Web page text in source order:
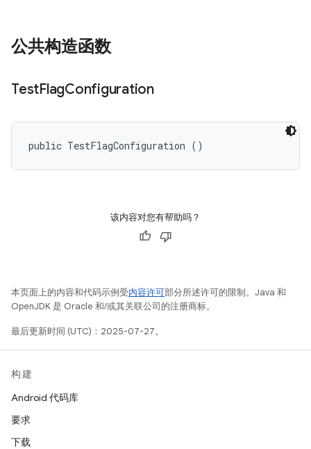
公共构造函数
TestFlagConfiguration
public TestFlagConfiguration ()
该内容对您有帮助吗？
本页面上的内容和代码示例受内容许可部分所述许可的限制。Java 和
OpenJDK 是 Oracle 和/或其关联公司的注册商标。
最后更新时间 (UTC)：2025-07-27。
构建
Android 代码库
要求
下载